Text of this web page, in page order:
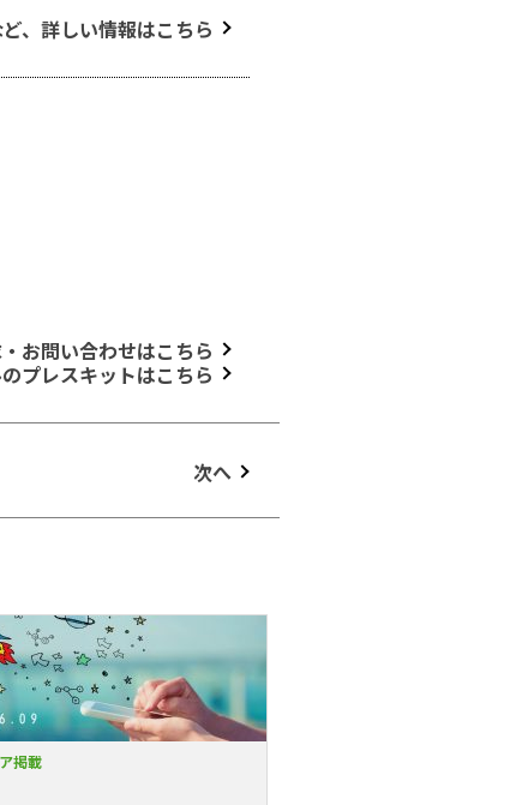
、詳しい情報はこちら
お問い合わせはこちら
プレスキットはこちら
次へ
掲載